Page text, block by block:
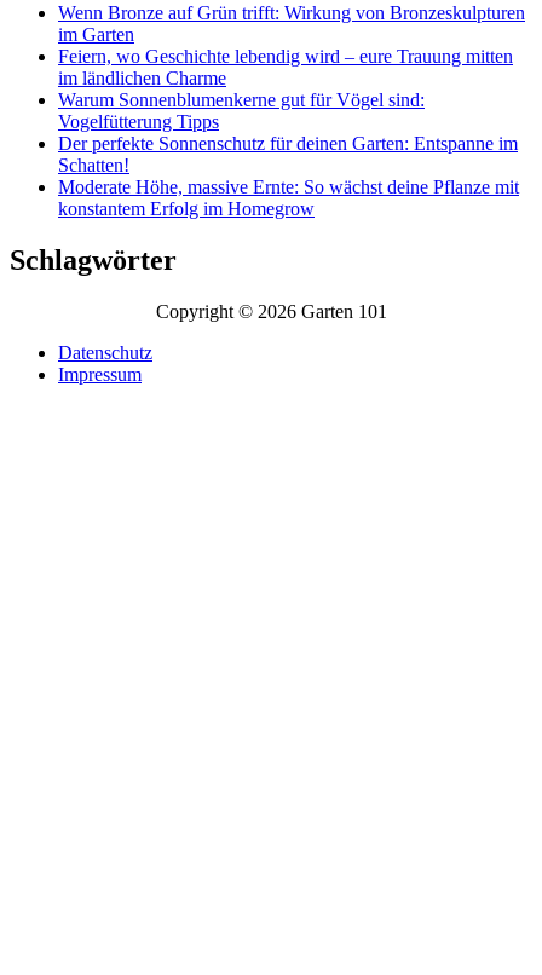
Wenn Bronze auf Grün trifft: Wirkung von Bronzeskulpturen
im Garten
Feiern, wo Geschichte lebendig wird – eure Trauung mitten
im ländlichen Charme
Warum Sonnenblumenkerne gut für Vögel sind:
Vogelfütterung Tipps
Der perfekte Sonnenschutz für deinen Garten: Entspanne im
Schatten!
Moderate Höhe, massive Ernte: So wächst deine Pflanze mit
konstantem Erfolg im Homegrow
Schlagwörter
Copyright © 2026 Garten 101
Datenschutz
Impressum